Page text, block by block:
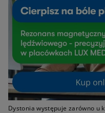
Dystonia występuje zarówno u